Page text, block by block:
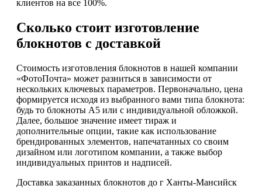
клиентов на все 100%.
Сколько стоит изготовление
блокнотов с доставкой
Стоимость изготовления блокнотов в нашей компании
«ФотоПочта» может разниться в зависимости от
нескольких ключевых параметров. Первоначально, цена
формируется исходя из выбранного вами типа блокнота:
будь то блокноты А5 или с индивидуальной обложкой.
Далее, большое значение имеет тираж и
дополнительные опции, такие как использование
брендированных элементов, напечатанных со своим
дизайном или логотипом компании, а также выбор
индивидуальных принтов и надписей.
Доставка заказанных блокнотов до г Ханты-Мансийск